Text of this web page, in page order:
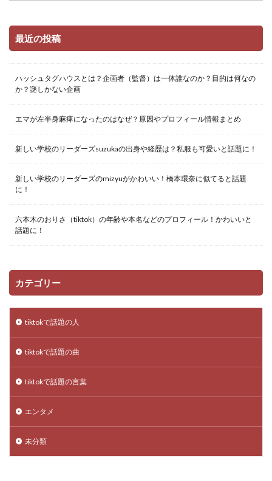
最近の投稿
ハッシュタグハウスとは？企画者（監督）は一体誰なのか？目的は何なの
か？謎しかない企画
エマが左半身麻痺になったのはなぜ？原因やプロフィール情報まとめ
新しい学校のリーダーズsuzukaの出身や経歴は？私服も可愛いと話題に！
新しい学校のリーダーズのmizyuがかわいい！橋本環奈に似てると話題
に！
六本木のおりさ（tiktok）の年齢や本名などのプロフィール！かわいいと
話題に！
カテゴリー
tiktokで話題の人
tiktokで話題の曲
tiktokで話題の言葉
エンタメ
未分類